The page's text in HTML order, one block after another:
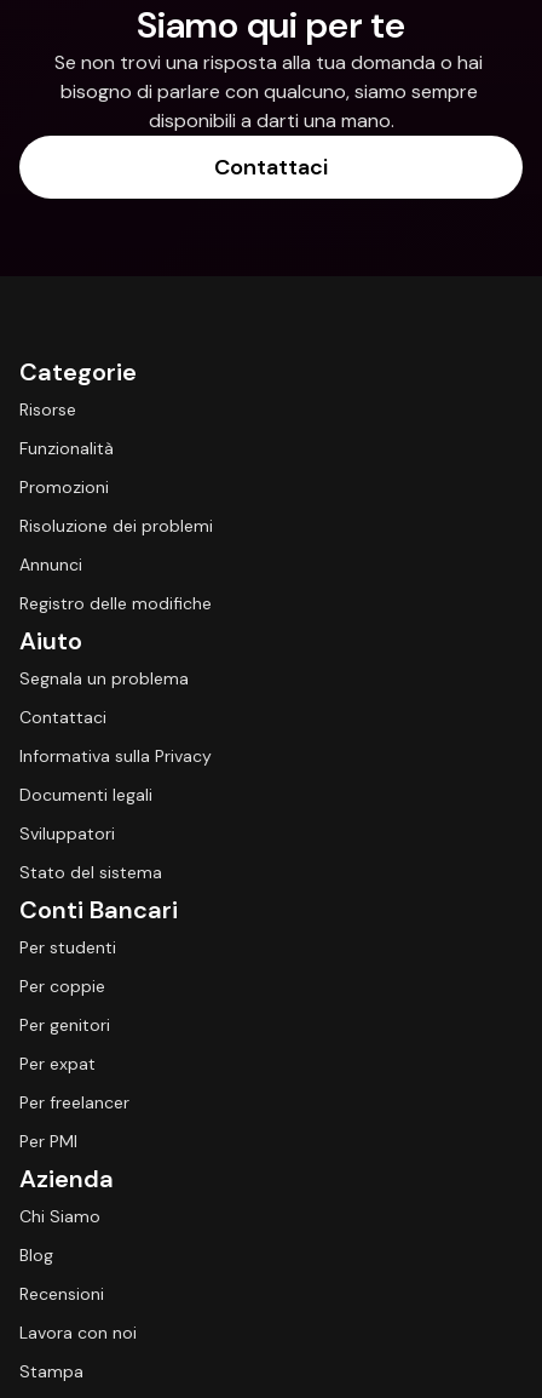
Siamo qui per te
Se non trovi una risposta alla tua domanda o hai
bisogno di parlare con qualcuno, siamo sempre
disponibili a darti una mano.
Contattaci
Categorie
Risorse
Funzionalità
Promozioni
Risoluzione dei problemi
Annunci
Registro delle modifiche
Aiuto
Segnala un problema
Contattaci
Informativa sulla Privacy
Documenti legali
Sviluppatori
Stato del sistema
Conti Bancari
Per studenti
Per coppie
Per genitori
Per expat
Per freelancer
Per PMI
Azienda
Chi Siamo
Blog
Recensioni
Lavora con noi
Stampa